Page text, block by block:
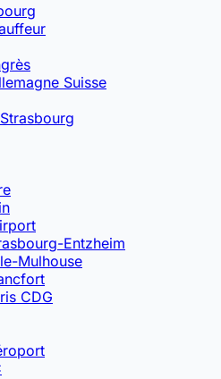
Suisse
Entzheim
Mulhouse
CDG